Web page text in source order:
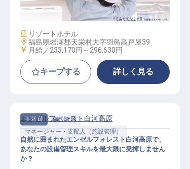
施設業態
リゾートホテル
勤務地
福島県岩瀬郡天栄村大字羽鳥高戸屋39
給与
月給／233,170円～ 296,630円
キープする 詳しく見る
正社員
施設管理
マネージャー・支配人（施設管理）
エンゼルフォレスト白河高原
自然に囲まれたエンゼルフォレスト白河高原で、
あなたの設備管理スキルを最大限に発揮しません
か？